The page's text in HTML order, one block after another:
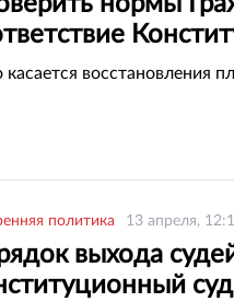
восстановления
политика 13 апреля,
выхода
суд